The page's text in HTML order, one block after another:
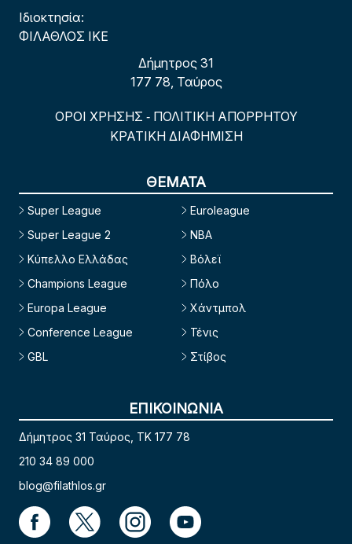
Ιδιοκτησία:
ΦΙΛΑΘΛΟΣ ΙΚΕ
Δήμητρος 31
177 78, Ταύρος
ΟΡΟΙ ΧΡΗΣΗΣ - ΠΟΛΙΤΙΚΗ ΑΠΟΡΡΗΤΟΥ
ΚΡΑΤΙΚΗ ΔΙΑΦΗΜΙΣΗ
ΘΕΜΑΤΑ
Super League
Super League 2
Κύπελλο Ελλάδας
Champions League
Europa League
Conference League
GBL
Euroleague
NBA
Βόλεϊ
Πόλο
Χάντμπολ
Τένις
Στίβος
ΕΠΙΚΟΙΝΩΝΙΑ
Δήμητρος 31 Ταύρος, TK 177 78
210 34 89 000
blog@filathlos.gr